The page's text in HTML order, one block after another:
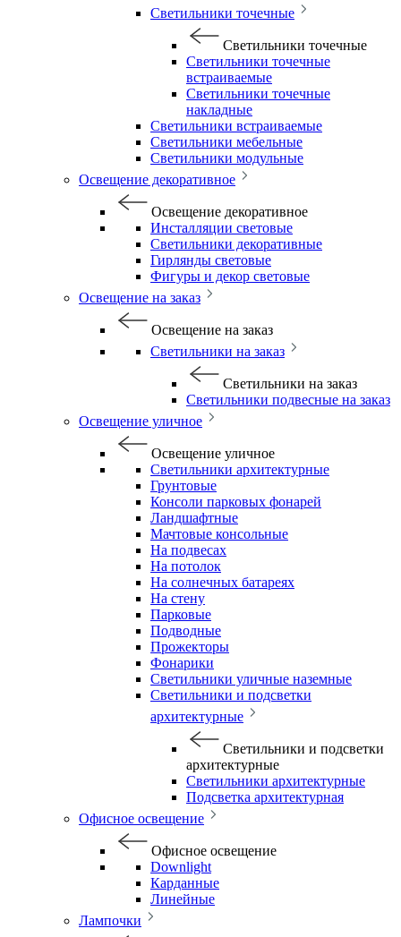
Светильники точечные
Светильники точечные
Светильники точечные
встраиваемые
Светильники точечные
накладные
Светильники встраиваемые
Светильники мебельные
Светильники модульные
Освещение декоративное
Освещение декоративное
Инсталляции световые
Светильники декоративные
Гирлянды световые
Фигуры и декор световые
Освещение на заказ
Освещение на заказ
Светильники на заказ
Светильники на заказ
Светильники подвесные на заказ
Освещение уличное
Освещение уличное
Светильники архитектурные
Грунтовые
Консоли парковых фонарей
Ландшафтные
Мачтовые консольные
На подвесах
На потолок
На солнечных батареях
На стену
Парковые
Подводные
Прожекторы
Фонарики
Светильники уличные наземные
Светильники и подсветки
архитектурные
Светильники и подсветки
архитектурные
Светильники архитектурные
Подсветка архитектурная
Офисное освещение
Офисное освещение
Downlight
Карданные
Линейные
Лампочки